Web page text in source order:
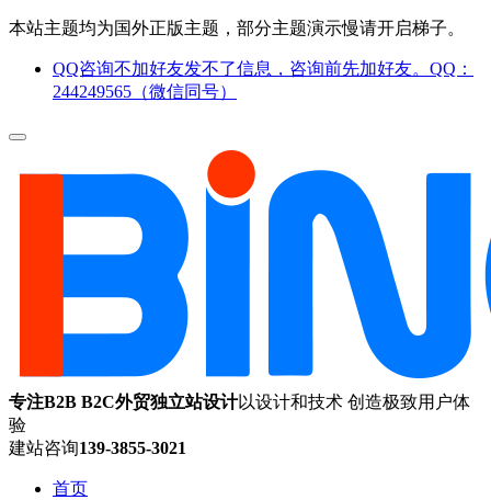
本站主题均为国外正版主题，部分主题演示慢请开启梯子。
QQ咨询不加好友发不了信息，咨询前先加好友。QQ：
244249565（微信同号）
专注B2B B2C外贸独立站设计以设计和技术 创造极致用户体
验
建站咨询139-3855-3021
首页